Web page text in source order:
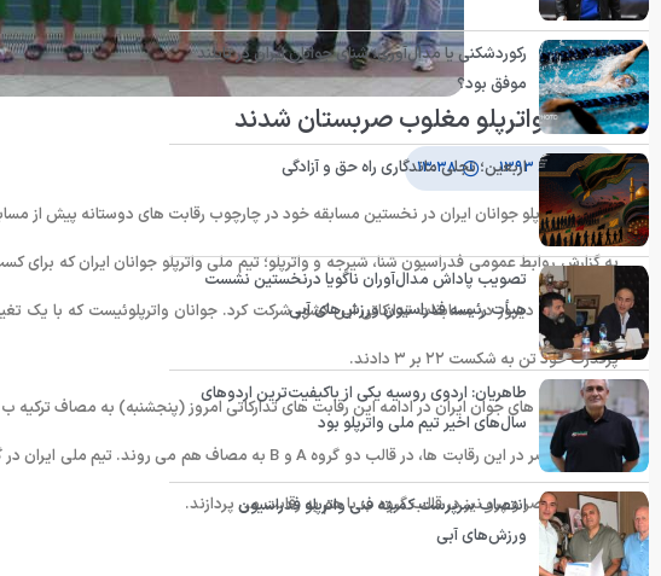
جوانان واترپلو مغلوب صربستان شدند
۲ مرداد ۱۳۹۳ ۱۳:۳۸
تیم ملی واترپلو جوانان ایران در نخستین مسابقه خود در چارچوب رقابت های دوستانه پیش از
به گزارش روابط عمومی فدراسیون شنا، شیرجه و واترپلو؛ تیم ملی واترپلو جوانان ایران که
است از عصر دیروز در مسابقات تدارکاتی این کشور شرکت کرد. جوانان واترپلوئیست که با یک
پرقدرت خود تن به شکست ۲۲ بر ۳ دادند.
واترپلوئیست های جوان ایران در ادامه این رقابت های تدارکاتی امروز (پنجشنبه) به مصاف
ترکیه الف، مصر و پرو نیز در قالب گروه ب با هم به رقابت می پردازند.
انتهای پیام
رکوردشکنی یا مدال‌آوری؛ شنای جوانان ایران در تایلند
موفق بود؟
اربعین؛ تجلی ماندگاری راه حق و آزادگی
تصویب پاداش مدال‌آوران ناگویا درنخستین نشست
هیأت رئیسه فدراسیون ورزش‌های آبی
طاهریان: اردوی روسیه یکی از باکیفیت‌ترین اردوهای
سال‌های اخیر تیم ملی واترپلو بود
انتصاب سرپرست کمیته فنی واترپلو فدراسیون
ورزش‌های آبی